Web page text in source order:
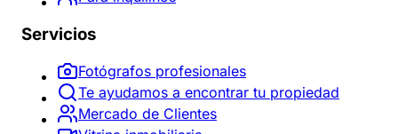
Servicios
Fotógrafos profesionales
Te ayudamos a encontrar tu propiedad
Mercado de Clientes